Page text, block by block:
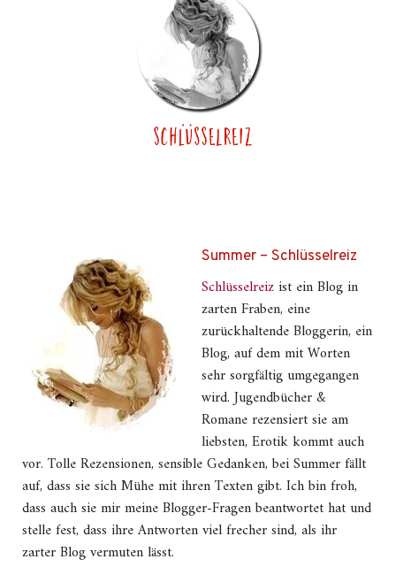
Summer – Schlüsselreiz
Schlüsselreizist ein Blog in
zarten Fraben, eine
zurückhaltende Bloggerin, ein
Blog, auf dem mit Worten
sehr sorgfältig umgegangen
wird. Jugendbücher &
Romane rezensiert sie am
liebsten, Erotik kommt auch
vor. Tolle Rezensionen, sensible Gedanken, bei Summer fällt
auf, dass sie sich Mühe mit ihren Texten gibt. Ich bin froh,
dass auch sie mir meine Blogger-Fragen beantwortet hat und
stelle fest, dass ihre Antworten viel frecher sind, als ihr
zarter Blog vermuten lässt.